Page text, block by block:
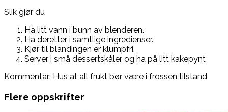
Slik gjør du
Ha litt vann i bunn av blenderen.
Ha deretter i samtlige ingredienser.
Kjør til blandingen er klumpfri.
Server i små dessertskåler og ha på litt kakepynt
Kommentar: Hus at all frukt bør være i frossen tilstand
Flere oppskrifter